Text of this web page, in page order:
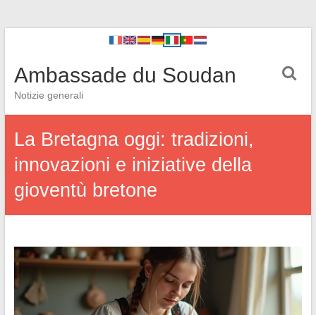
Ambassade du Soudan
Notizie generali
La Bretagna oggi: tradizioni,
innovazioni e iniziative della
gioventù bretone